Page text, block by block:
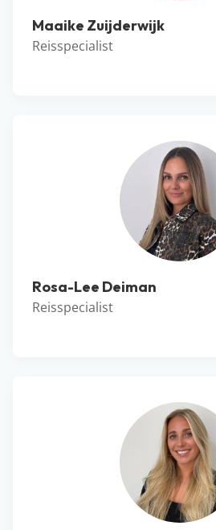
Maaike Zuijderwijk
Reisspecialist
Rosa-Lee Deiman
Reisspecialist